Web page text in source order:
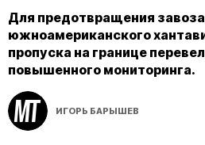
Для предотвращения завоза
южноамериканского
пропуска на границе
повышенного мониторинга.
ИГОРЬ БАРЫШЕВ